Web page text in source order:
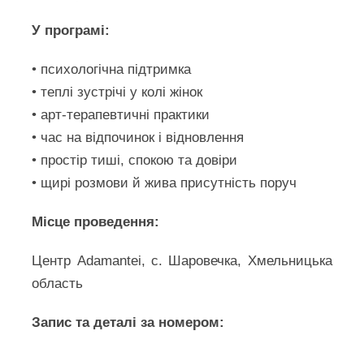
У програмі:
• психологічна підтримка
• теплі зустрічі у колі жінок
• арт-терапевтичні практики
• час на відпочинок і відновлення
• простір тиші, спокою та довіри
• щирі розмови й жива присутність поруч
Місце проведення:
Центр Adamantei, с. Шаровечка, Хмельницька
область
Запис та деталі за номером: